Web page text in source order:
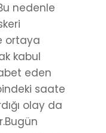
nedenle
ortaya
kabul
eden
saate
olay da